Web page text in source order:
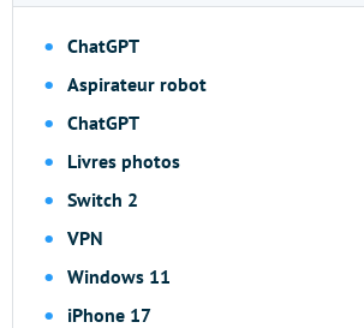
ChatGPT
Aspirateur robot
ChatGPT
Livres photos
Switch 2
VPN
Windows 11
iPhone 17